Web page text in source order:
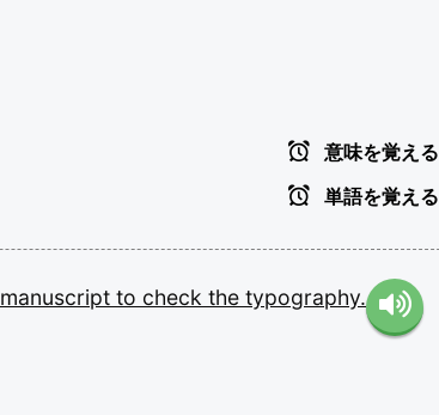
意味を覚える
単語を覚える
manuscript to check the typography.